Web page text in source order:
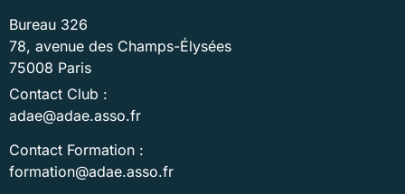
Bureau 326
78, avenue des Champs-Élysées
75008 Paris
Contact Club :
adae@adae.asso.fr
Contact Formation :
formation@adae.asso.fr